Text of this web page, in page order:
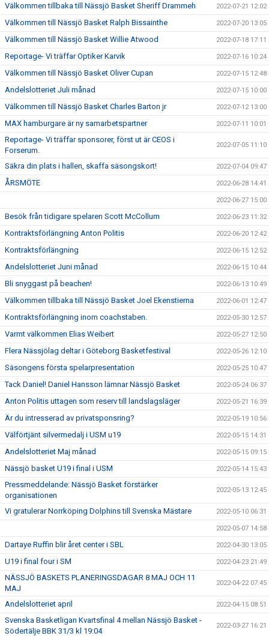
Välkommen tillbaka till Nässjö Basket Sheriff Drammeh 2022-07-21 12:02
Välkommen till Nässjö Basket Ralph Bissainthe 2022-07-20 13:05
Välkommen till Nässjö Basket Willie Atwood 2022-07-18 17:11
Reportage- Vi träffar Optiker Karvik 2022-07-16 10:24
Välkommen till Nässjö Basket Oliver Cupan 2022-07-15 12:48
Andelslotteriet Juli månad 2022-07-15 10:00
Välkommen till Nässjö Basket Charles Barton jr 2022-07-12 13:00
MAX hamburgare är ny samarbetspartner 2022-07-11 10:01
Reportage- Vi träffar sponsorer, först ut är CEOS i
Forserum.
2022-07-05 11:10
Säkra din plats i hallen, skaffa säsongskort! 2022-07-04 09:47
ÅRSMÖTE 2022-06-28 14:41
2022-06-27 15:00
Besök från tidigare spelaren Scott McCollum 2022-06-23 11:32
Kontraktsförlängning Anton Politis 2022-06-20 12:42
Kontraktsförlängning 2022-06-15 12:52
Andelslotteriet Juni månad 2022-06-15 10:44
Bli snyggast på beachen! 2022-06-13 10:49
Välkommen tillbaka till Nässjö Basket Joel Ekenstierna 2022-06-01 12:47
Kontraktsförlängning inom coachstaben. 2022-05-30 12:57
Varmt välkommen Elias Weibert 2022-05-27 12:50
Flera Nässjölag deltar i Göteborg Basketfestival 2022-05-26 12:10
Säsongens första spelarpresentation 2022-05-25 10:47
Tack Daniel! Daniel Hansson lämnar Nässjö Basket 2022-05-24 06:37
Anton Politis uttagen som reserv till landslagsläger 2022-05-21 16:39
Är du intresserad av privatsponsring? 2022-05-19 10:56
Välförtjänt silvermedalj i USM u19 2022-05-15 14:31
Andelslotteriet Maj månad 2022-05-15 09:15
Nässjö basket U19 i final i USM 2022-05-14 15:43
Pressmeddelande: Nässjö Basket förstärker
organisationen
2022-05-13 12:45
Vi gratulerar Norrköping Dolphins till Svenska Mästare 2022-05-10 06:31
2022-05-07 14:58
Dartaye Ruffin blir året center i SBL 2022-04-30 13:05
U19 i final four i SM 2022-04-23 21:49
NÄSSJÖ BASKETS PLANERINGSDAGAR 8 MAJ OCH 11
MAJ
2022-04-22 07:45
Andelslotteriet april 2022-04-15 08:51
Svenska Basketligan Kvartsfinal 4 mellan Nässjö Basket -
Södertälje BBK 31/3 kl 19:04
2022-03-27 16:21